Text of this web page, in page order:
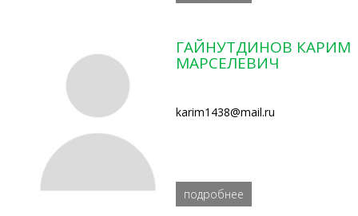
ГАЙНУТДИНОВ КАРИМ
МАРСЕЛЕВИЧ
karim1438@mail.ru
подробнее